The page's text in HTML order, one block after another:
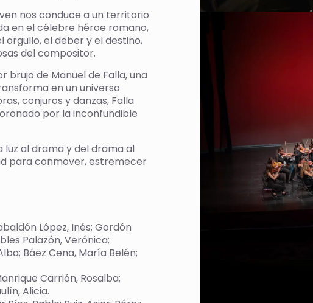
nos conduce a un territorio
en el célebre héroe romano,
el deber y el destino,
del compositor.
brujo de Manuel de Falla, una
en un universo
conjuros y danzas, Falla
por la inconfundible
luz al drama y del drama al
para conmover, estremecer
López, Inés; Gordón
Palazón, Verónica;
Báez Cena, María Belén;
Carrión, Rosalba;
Alicia.